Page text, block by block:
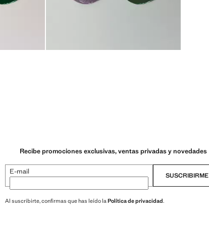
Recibe promociones exclusivas, ventas privadas y novedades
E-mail SUSCRIBIRME
Al suscribirte, confirmas que has leído laPolítica de privacidad.